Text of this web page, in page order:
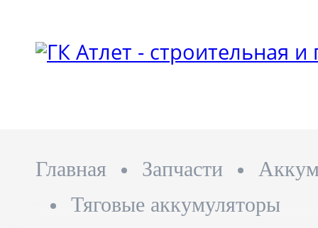
Главная Запчасти
Тяговые аккумуляторы